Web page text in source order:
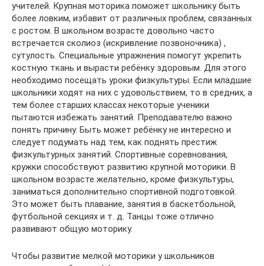
учителей. Крупная моторика поможет школьнику быть
более ловким, избавит от различных проблем, связанных
с ростом. В школьном возрасте довольно часто
встречается сколиоз (искривление позвоночника) ,
сутулость. Специальные упражнения помогут укрепить
костную ткань и вырасти ребёнку здоровым. Для этого
необходимо посещать уроки физкультуры. Если младшие
школьники ходят на них с удовольствием, то в средних, а
тем более старших классах некоторые ученики
пытаются избежать занятий. Преподавателю важно
понять причину. Быть может ребёнку не интересно и
следует подумать над тем, как поднять престиж
физкультурных занятий. Спортивные соревнования,
кружки способствуют развитию крупной моторики. В
школьном возрасте желательно, кроме физкультуры,
заниматься дополнительно спортивной подготовкой.
Это может быть плавание, занятия в баскетбольной,
футбольной секциях и т. д. Танцы тоже отлично
развивают общую моторику.
Чтобы развитие мелкой моторики у школьников